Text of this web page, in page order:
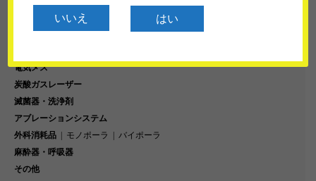
電気メス
炭酸ガスレーザー
滅菌器・洗浄剤
アブレーションシステム
外科消耗品
モノポーラ
バイポーラ
麻酔器・呼吸器
その他
いいえ はい